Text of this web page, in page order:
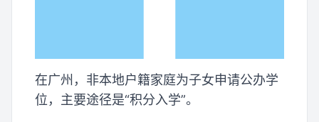
在广州，非本地户籍家庭为子女申请公办学
位，主要途径是“积分入学”。